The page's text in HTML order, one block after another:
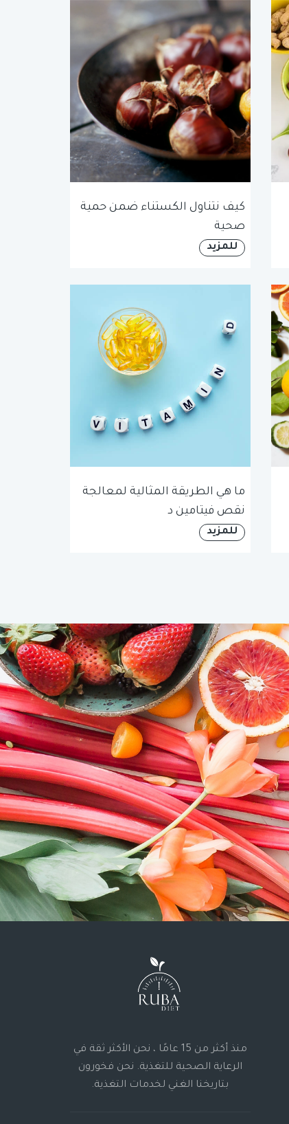
كيف نتناول الكستناء ضمن حمية
صحية
للمزيد
ما هي الطريقة المثالية لمعالجة
نقص فيتامين د
للمزيد
منذ أكثر من 15 عامًا ، نحن الأكثر ثقة في
الرعاية الصحية للتغذية. نحن فخورون
بتاريخنا الغني لخدمات التغذية.